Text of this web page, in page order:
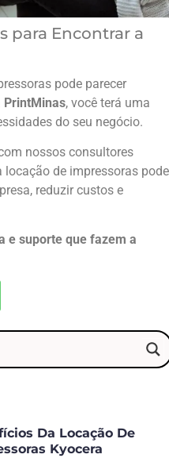
para Encontrar a
pode parecer
PrintMinas, você terá uma
do seu negócio.
nossos consultores
de impressoras pode
reduzir custos e
e suporte que fazem a
Da Locação De
Kyocera